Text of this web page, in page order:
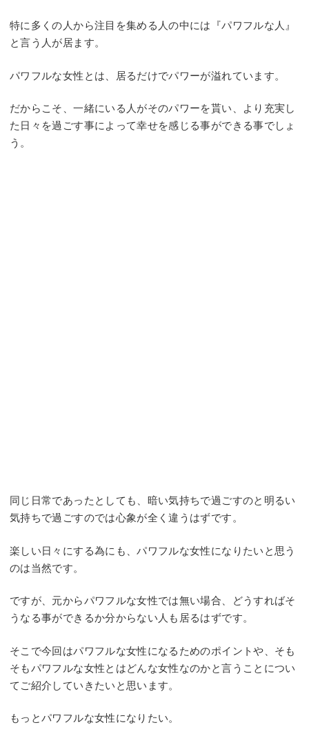
特に多くの人から注目を集める人の中には『パワフルな人』
と言う人が居ます。
パワフルな女性とは、居るだけでパワーが溢れています。
だからこそ、一緒にいる人がそのパワーを貰い、より充実し
た日々を過ごす事によって幸せを感じる事ができる事でしょ
う。
同じ日常であったとしても、暗い気持ちで過ごすのと明るい
気持ちで過ごすのでは心象が全く違うはずです。
楽しい日々にする為にも、パワフルな女性になりたいと思う
のは当然です。
ですが、元からパワフルな女性では無い場合、どうすればそ
うなる事ができるか分からない人も居るはずです。
そこで今回はパワフルな女性になるためのポイントや、そも
そもパワフルな女性とはどんな女性なのかと言うことについ
てご紹介していきたいと思います。
もっとパワフルな女性になりたい。